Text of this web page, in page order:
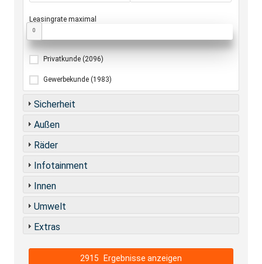
Leasingrate maximal
0
Privatkunde (2096)
Gewerbekunde (1983)
Sicherheit
Außen
Räder
Infotainment
Innen
Umwelt
Extras
2915 Ergebnisse anzeigen